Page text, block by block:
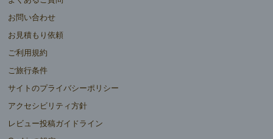
お問い合わせ
お見積もり依頼
ご利用規約
ご旅行条件
サイトのプライバシーポリシー
アクセシビリティ方針
レビュー投稿ガイドライン